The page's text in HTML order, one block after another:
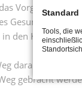
Vorgehen
den Konflikt
daran vorbei,
gebracht
Standard
Tools, die